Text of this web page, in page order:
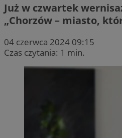
Już w czwartek
„Chorzów – miasto,
04 czerwca 2024 09:15
Czas czytania: 1 min.